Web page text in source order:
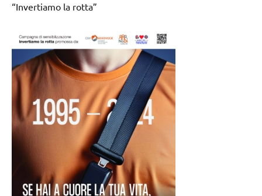
“Invertiamo la rotta”